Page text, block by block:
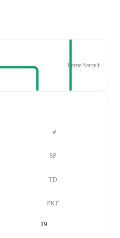
Letzte Startelf
#
SP
TD
PKT
19